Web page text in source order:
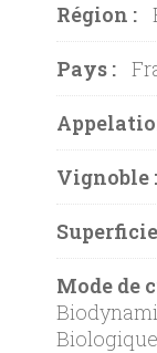
Région :
Pays :
Vignoble :
Mode de
Biologique